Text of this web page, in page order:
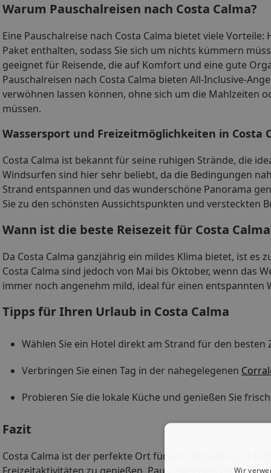
Warum Pauschalreisen nach Costa Calma?
Eine Pauschalreise nach Costa Calma bietet viele
Paket enthalten, sodass Sie sich um nichts kümmern
geeignet für Reisende, die auf Komfort und eine gute
Pauschalreisen nach Costa Calma bieten All-Inclusive-
verwöhnen lassen können, ohne sich um die Mahlzeiten
müssen.
Wassersport und Freizeitmöglichkeiten in Costa
Costa Calma ist bekannt für seine ruhigen Strände, die
Windsurfen sind hier sehr beliebt, da die Bedingungen
Strand entspannen und das wunderschöne Panorama
Sie zu den schönsten Aussichtspunkten und versteckten
Wann ist die beste Reisezeit für Costa
Da Costa Calma ganzjährig ein mildes Klima bietet, ist es
Costa Calma sind jedoch von Mai bis Oktober, wenn das
immer noch angenehm mild, ideal für einen entspannten
Tipps für Ihren Urlaub in Costa Calma
Wählen Sie ein Hotel direkt am Strand für den
Verbringen Sie einen Tag in der nahegelegenen
Probieren Sie die lokale Küche und genießen Sie
Fazit
Costa Calma ist der perfekte Ort für alle, die Ruhe und
Wir